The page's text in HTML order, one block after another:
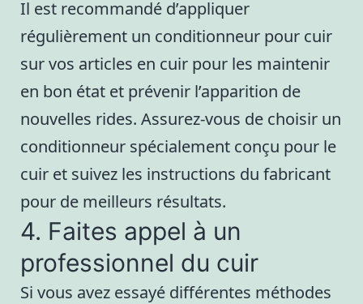
Il est recommandé d’appliquer
régulièrement un conditionneur pour cuir
sur vos articles en cuir pour les maintenir
en bon état et prévenir l’apparition de
nouvelles rides. Assurez-vous de choisir un
conditionneur spécialement conçu pour le
cuir et suivez les instructions du fabricant
pour de meilleurs résultats.
4. Faites appel à un
professionnel du cuir
Si vous avez essayé différentes méthodes